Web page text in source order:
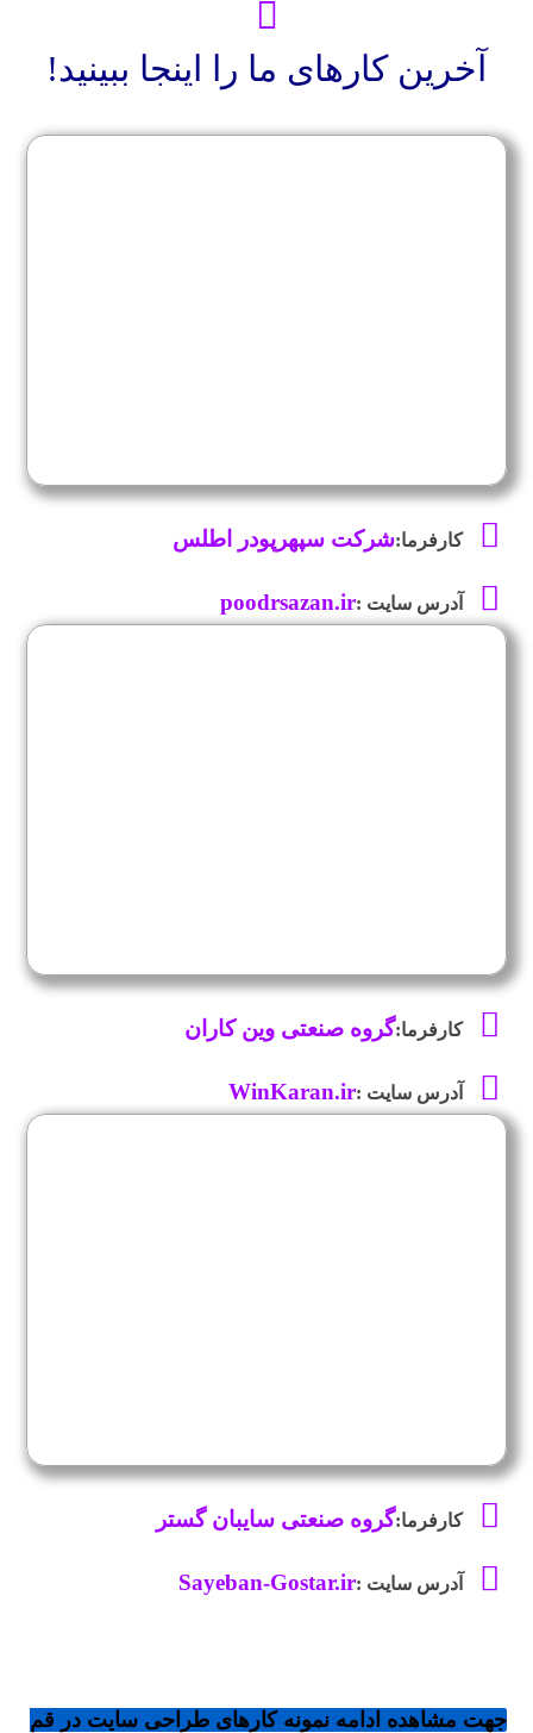
آخرین کارهای ما را اینجا ببینید!
کارفرما:شرکت سپهرپودر اطلس
آدرس سایت :poodrsazan.ir
کارفرما:گروه صنعتی وین کاران
آدرس سایت :WinKaran.ir
کارفرما:گروه صنعتی سایبان گستر
آدرس سایت :Sayeban-Gostar.ir
جهت مشاهده ادامه نمونه کارهای طراحی سایت در قم